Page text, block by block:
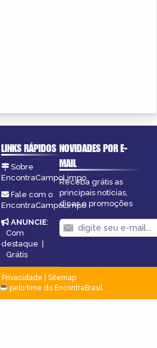
LINKS RÁPIDOS
Sobre
EncontraCampoLimpo
Fale com o
EncontraCampoLimpo
ANUNCIE:
Com
destaque |
Grátis
NOVIDADES POR E-
MAIL
Receba grátis as
principais notícias,
dicas e promoções
Privacidade
Sitemap
pelo time do EncontraBrasil